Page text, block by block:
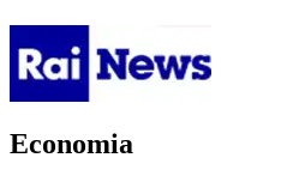
Economia